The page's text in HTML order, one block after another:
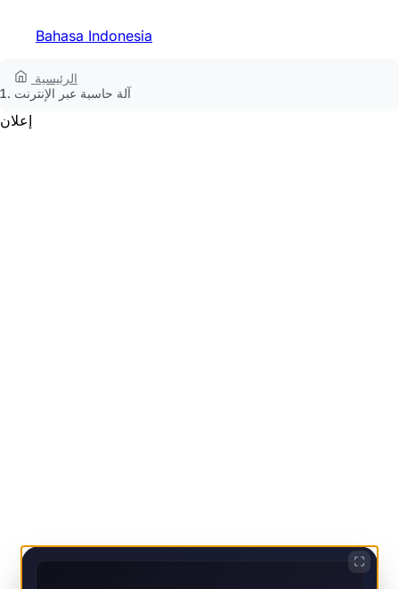
Bahasa Indonesia
الرئيسية
آلة حاسبة عبر الإنترنت
إعلان